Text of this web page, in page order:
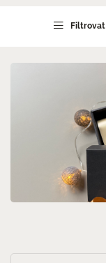
PRO ŽENY (5)
Filtrovat